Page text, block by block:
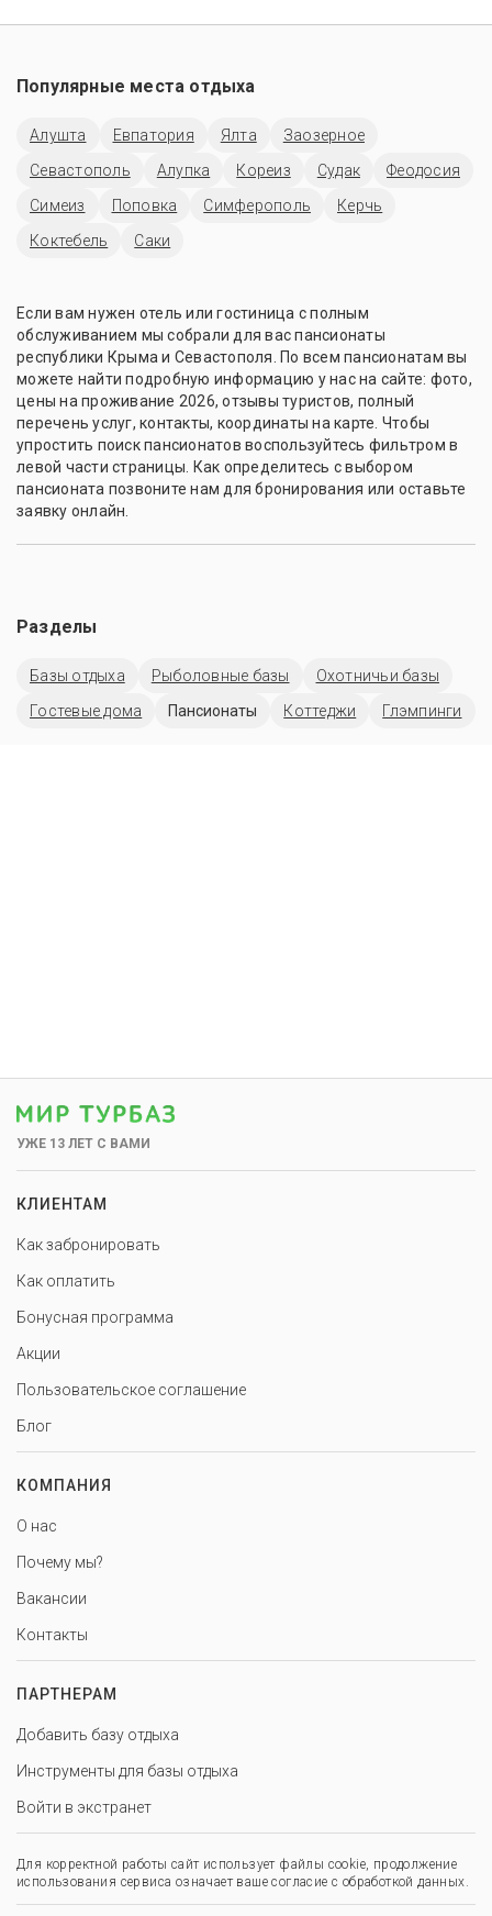
Популярные места отдыха
Алушта Евпатория Ялта
Заозерное
Севастополь
Алупка Кореиз Судак
Феодосия
Симеиз
Поповка Симферополь
Керчь
Коктебель
Саки
Если вам нужен отель или гостиница с полным
обслуживанием мы собрали для вас пансионаты
республики Крыма и Севастополя. По всем пансионатам вы
можете найти подробную информацию у нас на сайте: фото,
цены на проживание 2026, отзывы туристов, полный
перечень услуг, контакты, координаты на карте. Чтобы
упростить поиск пансионатов воспользуйтесь фильтром в
левой части страницы. Как определитесь с выбором
пансионата позвоните нам для бронирования или оставьте
заявку онлайн.
Разделы
Базы отдыха Рыболовные базы
Охотничьи базы
Гостевые дома
Пансионаты Коттеджи Глэмпинги
УЖЕ 13 ЛЕТ С ВАМИ
КЛИЕНТАМ
Как забронировать
Как оплатить
Бонусная программа
Акции
Пользовательское соглашение
Блог
КОМПАНИЯ
О нас
Почему мы?
Вакансии
Контакты
ПАРТНЕРАМ
Добавить базу отдыха
Инструменты для базы отдыха
Войти в экстранет
Для корректной работы сайт использует файлы cookie, продолжение
использования сервиса означает ваше согласие с обработкой данных.